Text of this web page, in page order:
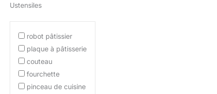
Ustensiles
robot pâtissier
plaque à pâtisserie
couteau
fourchette
pinceau de cuisine